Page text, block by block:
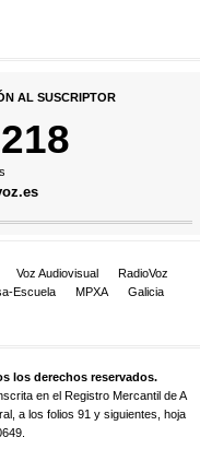
AL SUSCRIPTOR
Voz Audiovisual
RadioVoz
Escuela MPXA
Galicia
los derechos reservados.
en el Registro Mercantil de A
a los folios 91 y siguientes, hoja